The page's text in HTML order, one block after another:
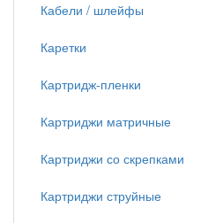
Кабели / шлейфы
Каретки
Картридж-пленки
Картриджи матричные
Картриджи со скрепками
Картриджи струйные